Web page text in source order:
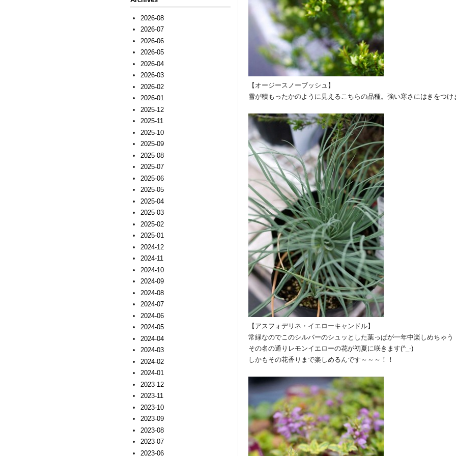
【オージースノーブッシュ】
雪が積もったかのように見えるこちらの品種。強い寒さにはきをつけ
【アスフォデリネ・イエローキャンドル】
常緑なのでこのシルバーのシュッとした葉っぱが一年中楽しめちゃう
その名の通りレモンイエローの花が初夏に咲きます(^_-)
しかもその花香りまで楽しめるんです～～～！！
2026-08
2026-07
2026-06
2026-05
2026-04
2026-03
2026-02
2026-01
2025-12
2025-11
2025-10
2025-09
2025-08
2025-07
2025-06
2025-05
2025-04
2025-03
2025-02
2025-01
2024-12
2024-11
2024-10
2024-09
2024-08
2024-07
2024-06
2024-05
2024-04
2024-03
2024-02
2024-01
2023-12
2023-11
2023-10
2023-09
2023-08
2023-07
2023-06